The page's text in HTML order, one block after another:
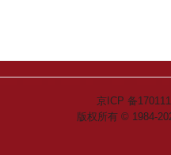
京ICP 备
版权所有 © 1984-